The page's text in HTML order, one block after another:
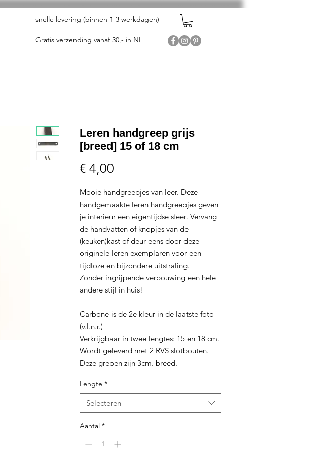
snelle levering (binnen 1-3 werkdagen)
Gratis verzending vanaf 30,- in NL
Leren handgreep grijs
[breed] 15 of 18 cm
€ 4,00
Mooie handgreepjes van leer. Deze
handgemaakte leren handgreepjes geven
je interieur een eigentijdse sfeer. Vervang
de handvatten of knopjes van de
(keuken)kast of deur eens door deze
originele leren exemplaren voor een
tijdloze en bijzondere uitstraling.
Zonder ingrijpende verbouwing een hele
andere stijl in huis!
Carbone is de 2e kleur in de laatste foto
(v.l.n.r.)
Verkrijgbaar in twee lengtes: 15 en 18 cm.
Wordt geleverd met 2 RVS slotbouten.
Deze grepen zijn 3cm. breed.
Lengte *
Selecteren
Aantal *